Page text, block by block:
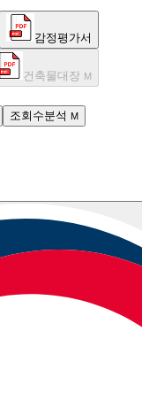
감정평가서
건축물대장 M
조회수분석 M